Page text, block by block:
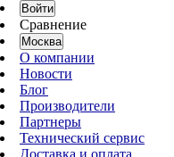
Войти
Сравнение
Москва
О компании
Новости
Блог
Производители
Партнеры
Технический сервис
Доставка и оплата